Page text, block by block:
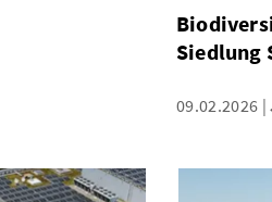
Siedlung
09.02.2026